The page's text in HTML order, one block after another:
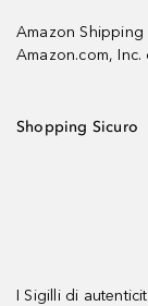
Amazon
Amazon.com,
Shopping Sicuro
I Sigilli di